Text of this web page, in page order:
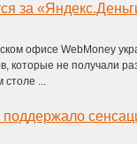
за
офисе WebMoney
которые не получали
столе ...